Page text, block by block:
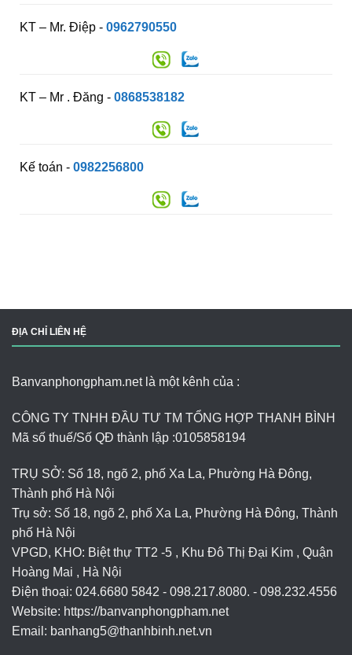
KT – Mr. Điệp - 0962790550
KT – Mr . Đăng - 0868538182
Kế toán - 0982256800
ĐỊA CHỈ LIÊN HỆ
Banvanphongpham.net là một kênh của :
CÔNG TY TNHH ĐẦU TƯ TM TỔNG HỢP THANH BÌNH
Mã số thuế/Số QĐ thành lập :0105858194
TRỤ SỞ: Số 18, ngõ 2, phố Xa La, Phường Hà Đông,
Thành phố Hà Nội
Trụ sở: Số 18, ngõ 2, phố Xa La, Phường Hà Đông, Thành
phố Hà Nội
VPGD, KHO: Biệt thự TT2 -5 , Khu Đô Thị Đại Kim , Quận
Hoàng Mai , Hà Nội
Điện thoại: 024.6680 5842 - 098.217.8080. - 098.232.4556
Website: https://banvanphongpham.net
Email: banhang5@thanhbinh.net.vn